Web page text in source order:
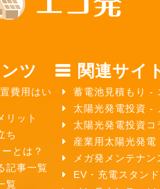
ツ
費用はい
リット
ち
とは？
記事一覧
覧
関連サイ
蓄電池見積もり -
太陽光発電投資 -
太陽光発電投資
産業用太陽光発電
メガ発メンテナン
EV・充電スタン